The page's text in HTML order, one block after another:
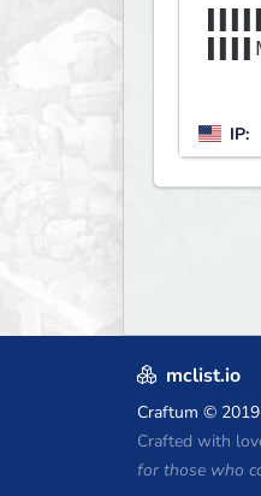
IP:
mclist.io
Craftum ©
Crafted with
for those who